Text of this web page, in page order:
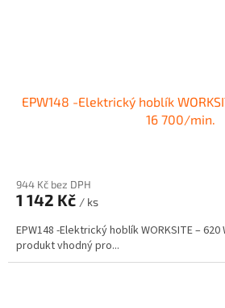
EPW148 -Elektrický hoblík
16 700/min.
944 Kč bez DPH
1 142 Kč / ks
EPW148 -Elektrický hoblík WORKSITE – 620
produkt vhodný pro...